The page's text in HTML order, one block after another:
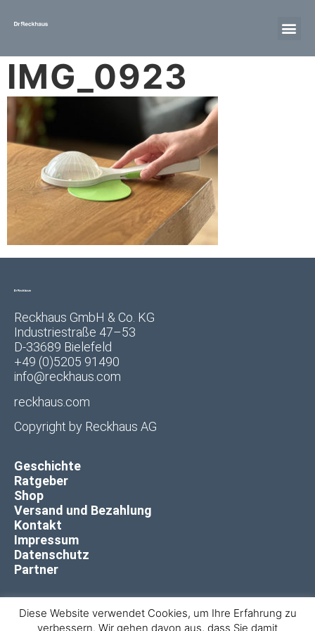
IMG_0923
Reckhaus GmbH & Co. KG
Industriestraße 47–53
D-33689 Bielefeld
+49 (0)5205 91490
info@reckhaus.com
reckhaus.com
Copyright by Reckhaus AG
Geschichte
Ratgeber
Shop
Versand und Bezahlung
Kontakt
Impressum
Datenschutz
Partner
Diese Website verwendet Cookies, um Ihre Erfahrung zu
verbessern. Wir gehen davon aus, dass Sie damit